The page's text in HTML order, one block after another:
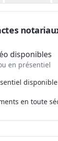
disponibles
en présentiel
disponible
en toute